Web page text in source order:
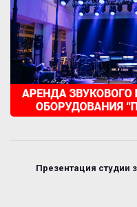
Презентация студии